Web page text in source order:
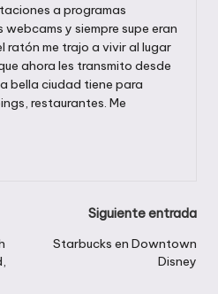
a programas
y siempre supe eran
ratón me trajo a vivir al lugar
ahora les transmito desde
bella ciudad tiene para
restaurantes. Me
Siguiente entrada
Starbucks en Downtown
Disney